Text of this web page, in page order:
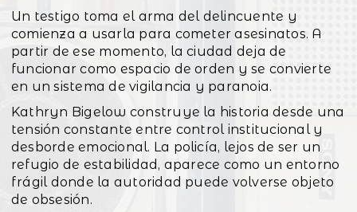
Un testigo toma el arma del delincuente y
comienza a usarla para cometer asesinatos. A
partir de ese momento, la ciudad deja de
funcionar como espacio de orden y se convierte
en un sistema de vigilancia y paranoia.
Kathryn Bigelow construye la historia desde una
tensión constante entre control institucional y
desborde emocional. La policía, lejos de ser un
refugio de estabilidad, aparece como un entorno
frágil donde la autoridad puede volverse objeto
de obsesión.